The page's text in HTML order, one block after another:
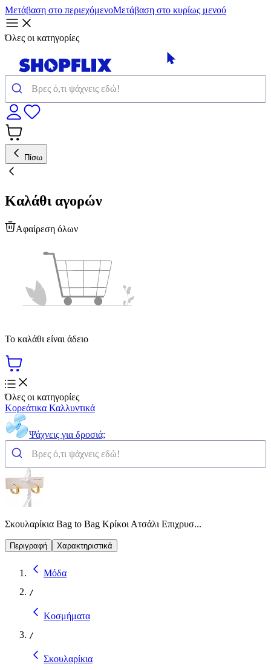
Μετάβαση στο περιεχόμενοΜετάβαση στο κυρίως μενού
Όλες οι κατηγορίες
Πίσω
Καλάθι αγορών
Αφαίρεση όλων
Το καλάθι είναι άδειο
Όλες οι κατηγορίες
Κορεάτικα Καλλυντικά
Ψάχνεις για δροσιά;
Σκουλαρίκια Bag to Bag Κρίκοι Ατσάλι Επιχρυσ...
Περιγραφή Χαρακτηριστικά
Μόδα
/
Κοσμήματα
/
Σκουλαρίκια